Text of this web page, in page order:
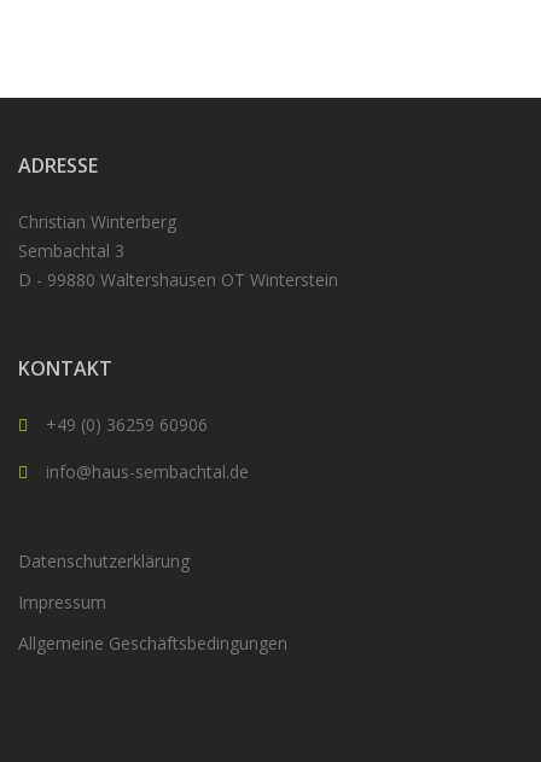
ADRESSE
Christian Winterberg
Sembachtal 3
D - 99880 Waltershausen OT Winterstein
KONTAKT
+49 (0) 36259 60906
info@haus-sembachtal.de
Datenschutzerklärung
Impressum
Allgemeine Geschäftsbedingungen